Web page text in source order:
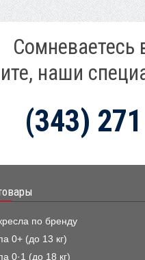
Сомневаетесь
наши
(343)
по бренду
0+ (до 13 кг)
0·1 (до 18 кг)